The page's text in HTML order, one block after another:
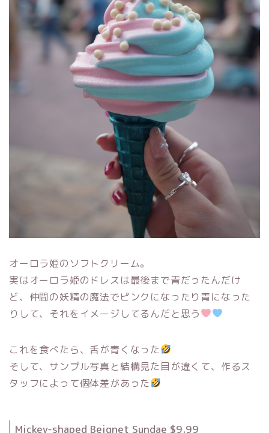
オーロラ姫のソフトクリーム。
実はオーロラ姫のドレスは最後まで青だったんだけ
ど、仲間の妖精の魔法でピンクになったり青になった
りして、それをイメージしてるんだと思う
これを食べたら、舌が青くなった
そして、サンプル写真と結構見た目が違くて、作るス
タッフによって個体差があった
Mickey-shaped Beignet Sundae $9.99